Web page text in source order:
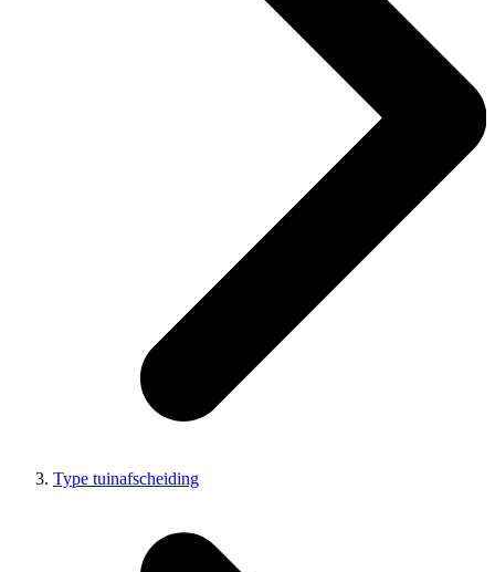
Type tuinafscheiding